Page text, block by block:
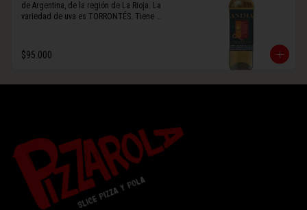
de Argentina, de la región de La Rioja. La
variedad de uva es TORRONTÉS. Tiene
$95.000